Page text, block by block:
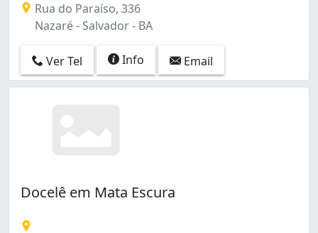
Rua do Paraíso, 336
Nazaré - Salvador - BA
Ver Tel Info Email
Docelê em Mata Escura